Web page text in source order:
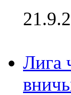
Лига